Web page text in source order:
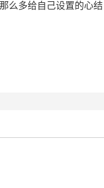
多给自己设置的心结